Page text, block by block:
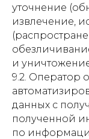
уточнение
извлечение,
и
9.2. Оператор
данных с
полученной
по